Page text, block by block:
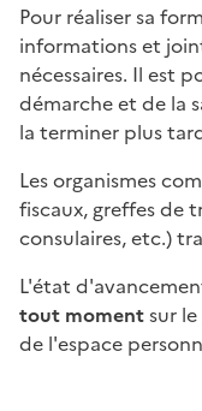
Pour réaliser sa
informations et
nécessaires. Il est
démarche et de la
la terminer plus
Les organismes
fiscaux, greffes de
consulaires, etc.)
L'état
tout momentsur
de l'espace